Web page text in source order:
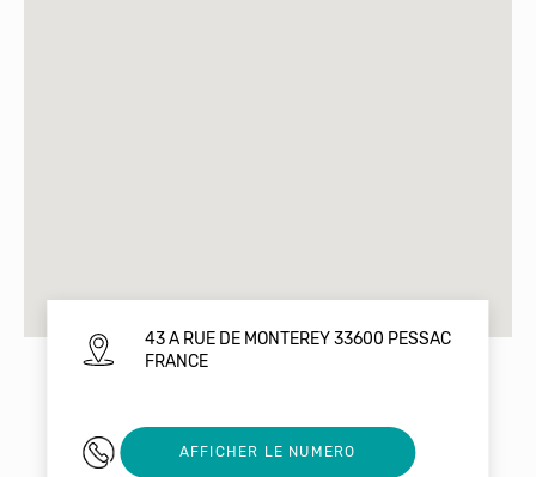
43 A RUE DE MONTEREY 33600 PESSAC
FRANCE
0540325458
AFFICHER LE NUMERO